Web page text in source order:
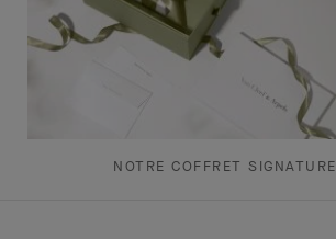
NOTRE COFFRET SIGNATURE